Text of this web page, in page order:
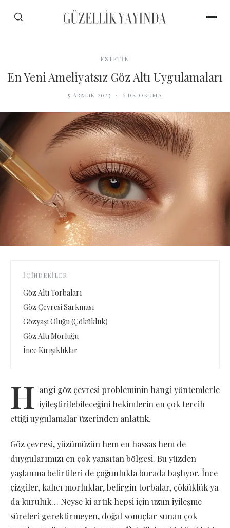
ESTETİK
En Yeni Ameliyatsız Göz Altı Uygulamaları
5 Aralık 2025 · 6 dk okuma
İÇINDEKILER
Göz Altı Torbaları
Göz Çevresi Sarkması
Gözyaşı Oluğu (Çöküklük)
Göz Altı Morluğu
İnce Kırışıklıklar
H angi göz çevresi probleminin hangi yöntemlerle
iyileştirilebileceğini hekimlerin en çok tercih
ettiği uygulamalar üzerinden anlattık.
Göz çevresi, yüzümüzün hem en hassas hem de
duygularımızı en çok yansıtan bölgesi. Bu yüzden
yaşlanma belirtileri de çoğunlukla burada başlıyor. İnce
çizgiler, kalıcı morluklar, belirgin torbalar, çöküklük ya
da kuruluk… Neyse ki artık hepsi için uzun iyileşme
süreleri gerektirmeyen, doğal sonuçlar sunan çok